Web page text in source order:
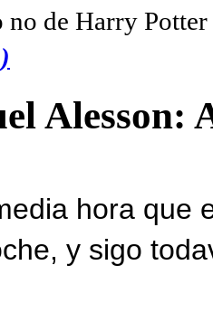
no de Harry
Alesson:
hora que
y sigo